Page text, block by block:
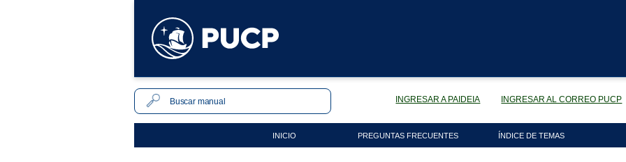
INGRESAR A PAIDEIA INGRESAR AL CORREO PUCP
INICIO PREGUNTAS FRECUENTES ÍNDICE DE TEMAS